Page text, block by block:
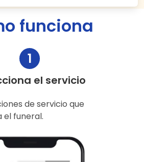
funciona
1
el servicio
de servicio que
el funeral.